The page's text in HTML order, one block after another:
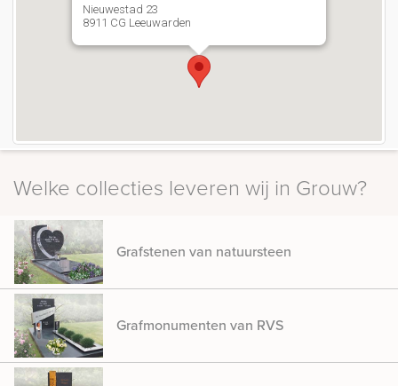
Nieuwestad 23
8911 CG Leeuwarden
Plan uw route
Welke collecties leveren wij in Grouw?
Grafstenen van natuursteen
Grafmonumenten van RVS